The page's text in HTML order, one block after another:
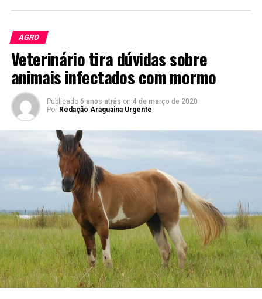
AGRO
Veterinário tira dúvidas sobre
animais infectados com mormo
Publicado 6 anos atrás on 4 de março de 2020
Por Redação Araguaina Urgente